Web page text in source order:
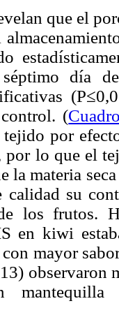
que el
día
(
por
por lo que el
la materia
su
los frutos.
en kiwi
mayor
observaron
mantequilla